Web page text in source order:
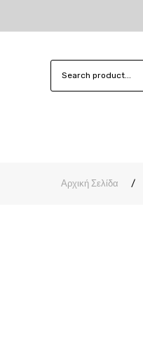
Αρχική Σελίδα /